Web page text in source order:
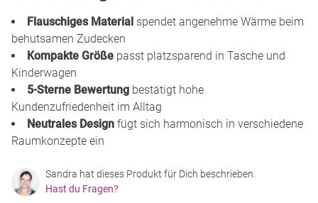
Flauschiges Material spendet angenehme Wärme beim
behutsamen Zudecken
Kompakte Größe passt platzsparend in Tasche und
Kinderwagen
5-Sterne Bewertung bestätigt hohe
Kundenzufriedenheit im Alltag
Neutrales Design fügt sich harmonisch in verschiedene
Raumkonzepte ein
Sandra hat dieses Produkt für Dich beschrieben.
Hast du Fragen?